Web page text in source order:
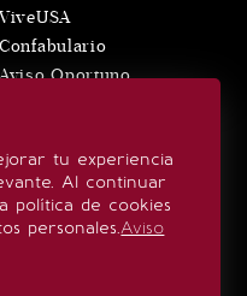
tu experiencia
Al continuar
política de cookies
personales.Aviso
ViveUSA
Confabulario
Aviso Oportuno
SÍGUENOS